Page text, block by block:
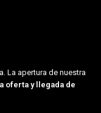
La apertura de nuestra
oferta y llegada de